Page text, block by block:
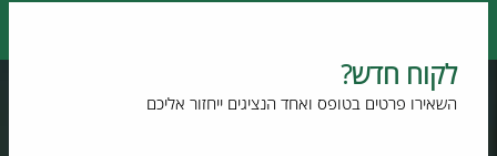
לקוח חדש?
השאירו פרטים בטופס ואחד הנציגים ייחזור אליכם